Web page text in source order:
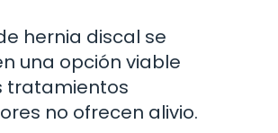
hernia discal se
una opción viable
tratamientos
no ofrecen alivio.